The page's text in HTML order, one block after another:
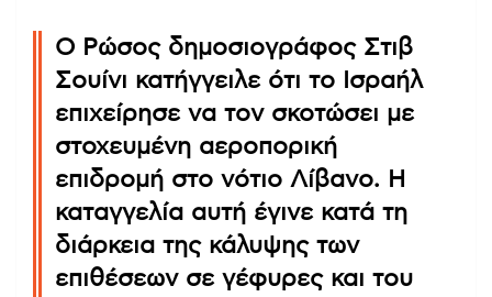
Ο Ρώσος δημοσιογράφος Στιβ
Σουίνι κατήγγειλε ότι το Ισραήλ
επιχείρησε να τον σκοτώσει με
στοχευμένη αεροπορική
επιδρομή στο νότιο Λίβανο. Η
καταγγελία αυτή έγινε κατά τη
διάρκεια της κάλυψης των
επιθέσεων σε γέφυρες και του